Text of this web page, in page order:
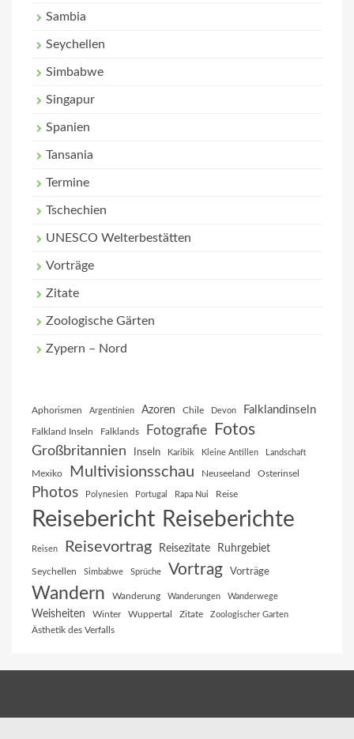
Sambia
Seychellen
Simbabwe
Singapur
Spanien
Tansania
Termine
Tschechien
UNESCO Welterbestätten
Vorträge
Zitate
Zoologische Gärten
Zypern – Nord
Aphorismen Argentinien Azoren Chile Devon Falklandinseln
Falkland Inseln Falklands Fotografie Fotos
Großbritannien Inseln Karibik Kleine Antillen Landschaft
Mexiko Multivisionsschau Neuseeland Osterinsel
Photos Polynesien Portugal Rapa Nui Reise
Reisebericht Reiseberichte
Reisen Reisevortrag Reisezitate Ruhrgebiet
Seychellen Simbabwe Sprüche Vortrag Vorträge
Wandern Wanderung Wanderungen Wanderwege
Weisheiten Winter Wuppertal Zitate Zoologischer Garten
Ästhetik des Verfalls